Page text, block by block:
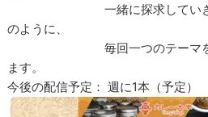
一緒に探求していきます
のように、
毎回一つのテーマをじっ
ます。
今後の配信予定： 週に1本（予定）